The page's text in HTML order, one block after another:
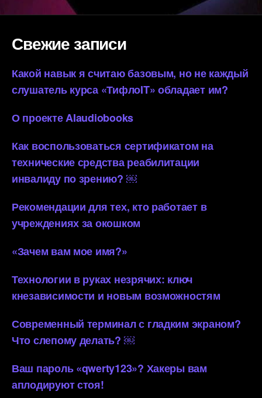
Свежие записи
Какой навык я считаю базовым, но не каждый
слушатель курса «ТифлоIT» обладает им?
О проекте AIaudiobooks
Как воспользоваться сертификатом на
технические средства реабилитации
инвалиду по зрению? ￼
Рекомендации для тех, кто работает в
учреждениях за окошком
«Зачем вам мое имя?»
Технологии в руках незрячих: ключ
кнезависимости и новым возможностям
Современный терминал с гладким экраном?
Что слепому делать? ￼
Ваш пароль «qwerty123»? Хакеры вам
аплодируют стоя!